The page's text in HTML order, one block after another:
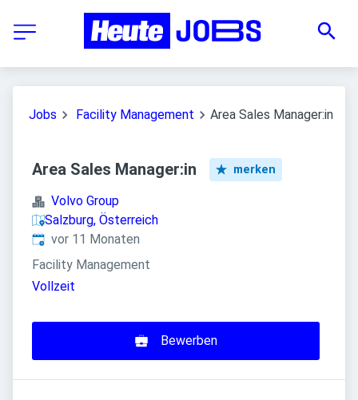
Jobs Facility Management Area Sales Manager:in
Area Sales Manager:in merken
Volvo Group
Salzburg, Österreich
Veröffentlicht:
vor 11 Monaten
Facility Management
Vollzeit
Bewerben